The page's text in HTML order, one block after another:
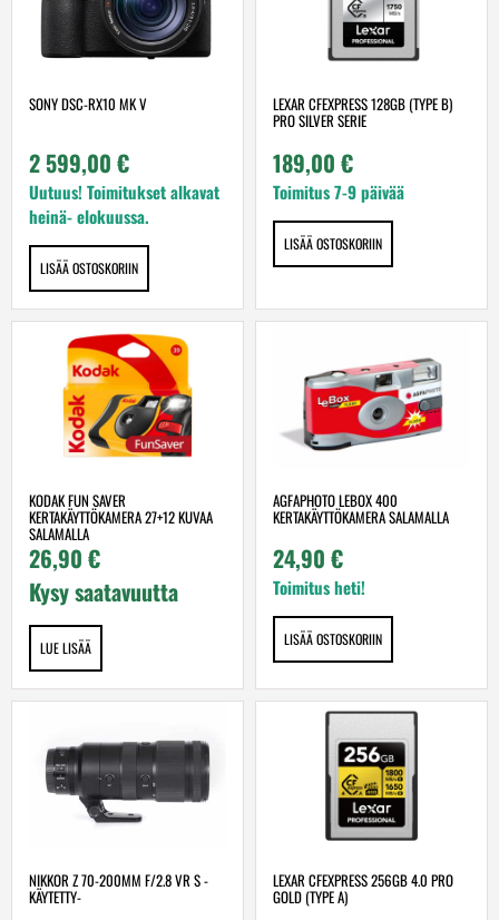
SONY DSC-RX10 MK V
2 599,00 €
Uutuus! Toimitukset alkavat
heinä- elokuussa.
LISÄÄ OSTOSKORIIN
LEXAR CFEXPRESS 128GB (TYPE B)
PRO SILVER SERIE
189,00 €
Toimitus 7-9 päivää
LISÄÄ OSTOSKORIIN
KODAK FUN SAVER
KERTAKÄYTTÖKAMERA 27+12 KUVAA
SALAMALLA
26,90 €
Kysy saatavuutta
LUE LISÄÄ
AGFAPHOTO LEBOX 400
KERTAKÄYTTÖKAMERA SALAMALLA
24,90 €
Toimitus heti!
LISÄÄ OSTOSKORIIN
NIKKOR Z 70-200MM F/2.8 VR S -
KÄYTETTY-
LEXAR CFEXPRESS 256GB 4.0 PRO
GOLD (TYPE A)